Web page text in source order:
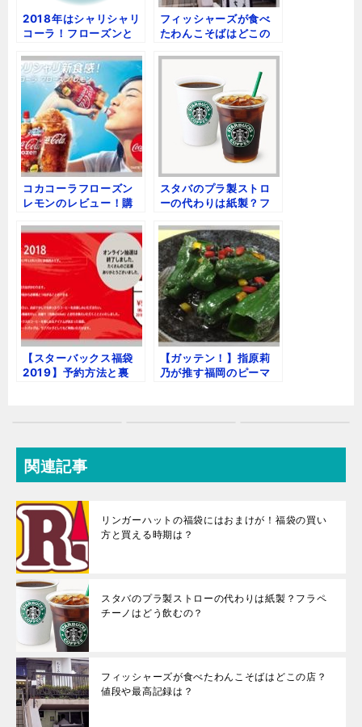
2018年はシャリシャリ
コーラ！フローズンと
フィッシャーズが食べ
たわんこそばはどこの
は？
コカコーラフローズン
レモンのレビュー！購
想
スタバのプラ製ストロ
ーの代わりは紙製？フ
の？
【スターバックス福袋
2019】予約方法と裏
【ガッテン！】指原莉
乃が推す福岡のピーマ
関連記事
リンガーハットの福袋にはおまけが！福袋の買い
方と買える時期は？
スタバのプラ製ストローの代わりは紙製？フラペ
チーノはどう飲むの？
フィッシャーズが食べたわんこそばはどこの店？
値段や最高記録は？